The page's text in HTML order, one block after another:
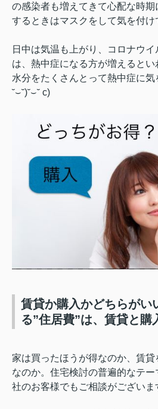
の感染者も増えてきて心配な時
するときはマスクをして気を付
日中は気温も上がり、コロナウ
は、熱中症になる方が増えるとい
水分をたくさんとって熱中症に
˘⌣˘)˘⌣˘ c)
賃貸か購入かどちらがい
る”住居費”は、賃貸と購
家は買ったほうが得なのか、賃
なのか。住宅検討の普遍的なテ
社のお客様でもご相談がございま